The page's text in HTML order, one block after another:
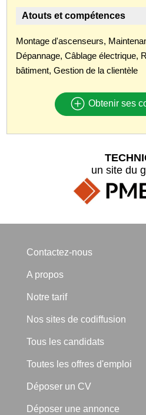
Atouts et compétences
Montage d'ascenseurs,
Dépannage, Câblage électrique,
bâtiment, Gestion de la clientèle
Obtenir ses
un site du
Contactez-nous
A propos
Notre tarif
Nos sites de codiffusion
Tous les candidats
Toutes les offres d'emploi
Déposer un CV
Déposer une annonce